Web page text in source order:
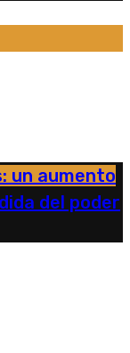
un aumento
del poder